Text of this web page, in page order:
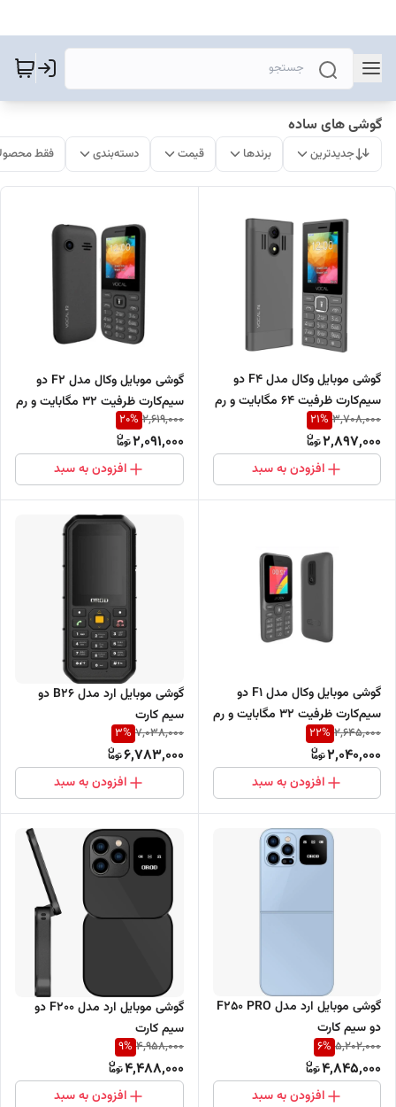
گوشی های ساده
جدیدترین برندها قیمت دسته‌بندی فقط
گوشی موبایل وکال مدل F4 دو
سیم‌کارت ظرفیت 64 مگابایت و رم
64 مگابایت
3,708,000
21%
2,897,000
افزودن به سبد
گوشی موبایل وکال مدل F2 دو
سیم‌کارت ظرفیت 32 مگابایت و رم
32 مگابایت
2,619,000
20%
2,091,000
افزودن به سبد
گوشی موبایل وکال مدل F1 دو
سیم‌کارت ظرفیت 32 مگابایت و رم
32 مگابایت
2,645,000
22%
2,040,000
افزودن به سبد
گوشی موبایل ارد مدل B26 دو
سیم کارت
7,038,000
3%
6,783,000
افزودن به سبد
گوشی موبایل ارد مدل F250 PRO
دو سیم کارت
5,202,000
6%
4,845,000
افزودن به سبد
گوشی موبایل ارد مدل F200 دو
سیم کارت
4,958,000
9%
4,488,000
افزودن به سبد